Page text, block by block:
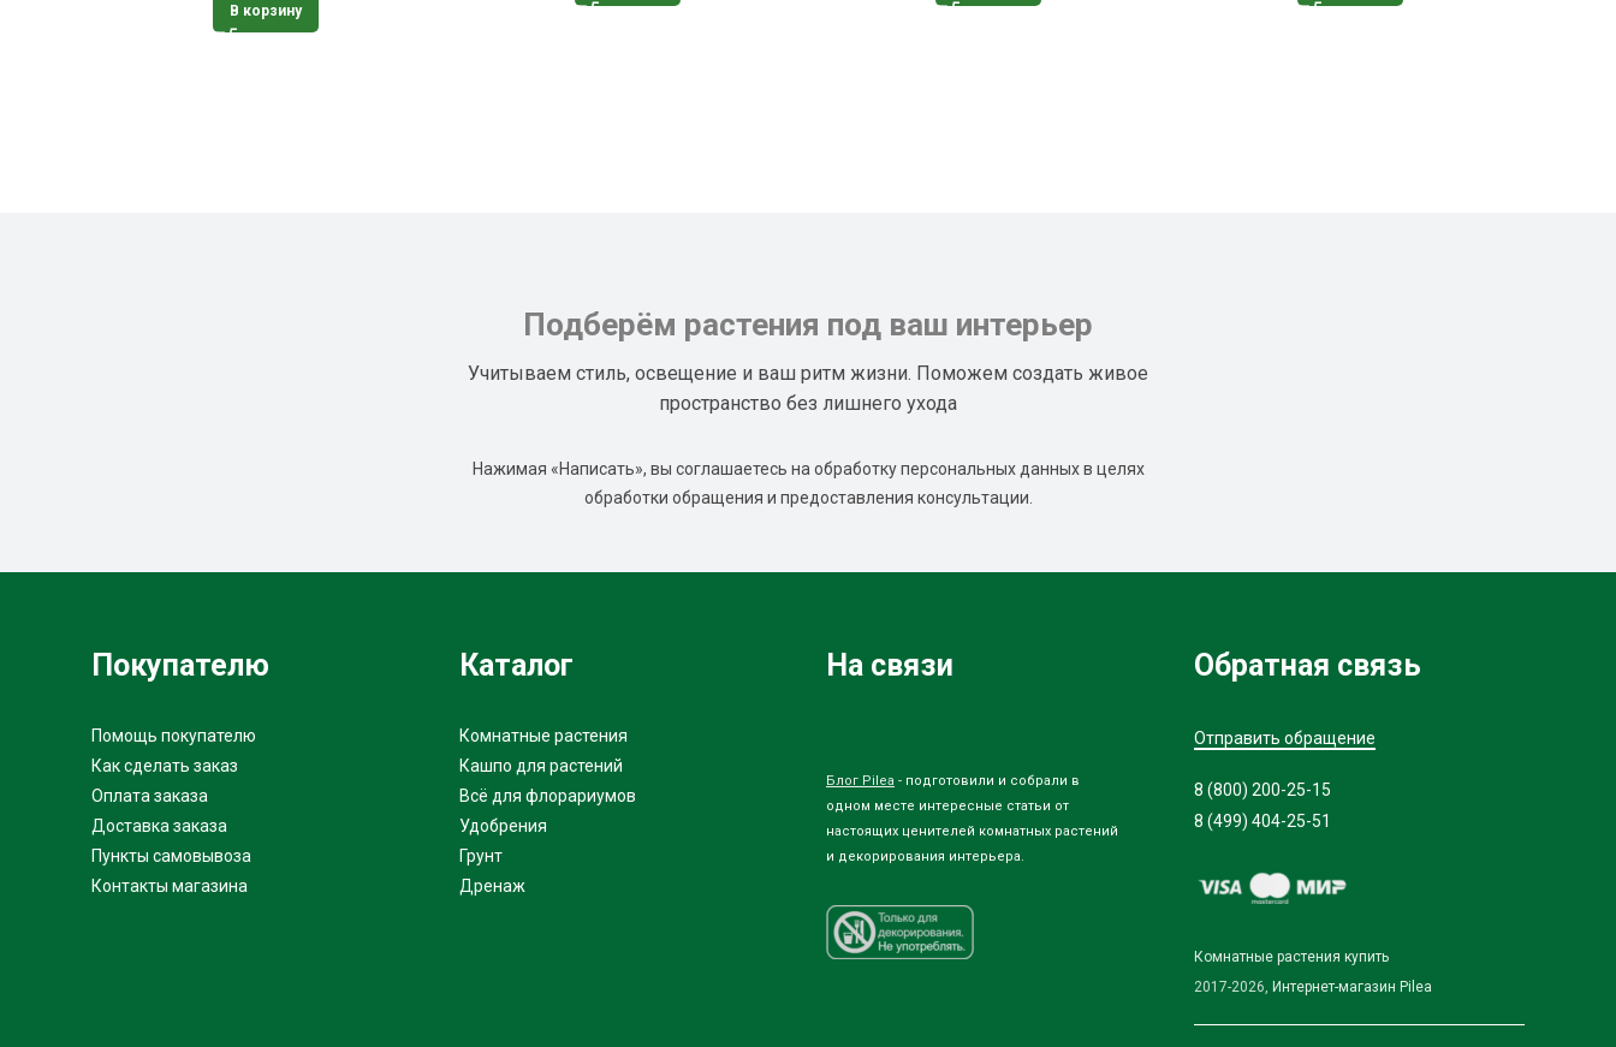
В корзину
Подберём растения под ваш интерьер
Учитываем стиль, освещение и ваш ритм жизни. Поможем создать живое
пространство без лишнего ухода
Нажимая «Написать», вы соглашаетесь на обработку персональных данных в целях
обработки обращения и предоставления консультации.
Покупателю
Помощь покупателю
Как сделать заказ
Оплата заказа
Доставка заказа
Пункты самовывоза
Контакты магазина
Каталог
Комнатные растения
Кашпо для растений
Всё для флорариумов
Удобрения
Грунт
Дренаж
На связи
Блог Pilea - подготовили и собрали в
одном месте интересные статьи от
настоящих ценителей комнатных растений
и декорирования интерьера.
Обратная связь
Отправить обращение
8 (800) 200-25-15
8 (499) 404-25-51
Комнатные растения купить
2017-2026, Интернет-магазин Pilea